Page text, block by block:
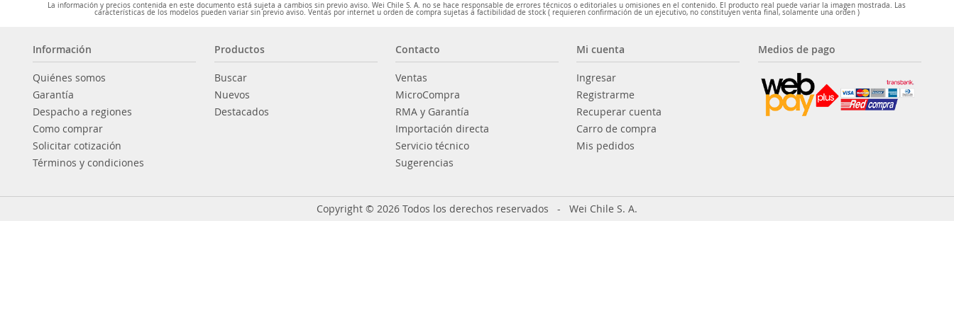
La información y precios contenida en este documento está sujeta a cambios sin previo aviso. Wei Chile S. A. no se hace responsable de errores técnicos o editoriales u omisiones en el contenido. El producto real puede variar la imagen mostrada. Las
características de los modelos pueden variar sin previo aviso. Ventas por internet u orden de compra sujetas a factibilidad de stock ( requieren confirmación de un ejecutivo, no constituyen venta final, solamente una orden )
Información
Quiénes somos
Garantía
Despacho a regiones
Como comprar
Solicitar cotización
Términos y condiciones
Productos
Buscar
Nuevos
Destacados
Contacto
Ventas
MicroCompra
RMA y Garantía
Importación directa
Servicio técnico
Sugerencias
Mi cuenta
Ingresar
Registrarme
Recuperar cuenta
Carro de compra
Mis pedidos
Medios de pago
Copyright © 2026 Todos los derechos reservados - Wei Chile S. A.